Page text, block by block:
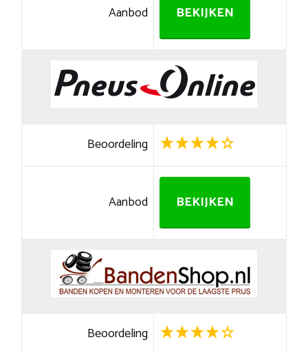
Aanbod BEKIJKEN
Beoordeling
Aanbod BEKIJKEN
Beoordeling